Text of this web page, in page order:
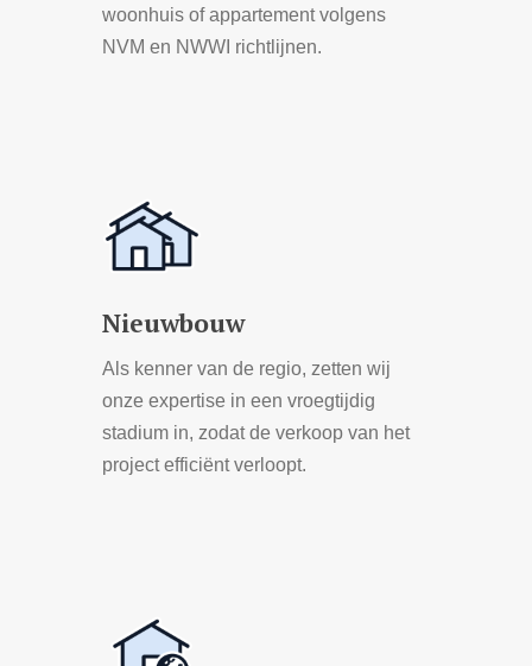
woonhuis of appartement volgens
NVM en NWWI richtlijnen.
Nieuwbouw
Als kenner van de regio, zetten wij
onze expertise in een vroegtijdig
stadium in, zodat de verkoop van het
project efficiënt verloopt.